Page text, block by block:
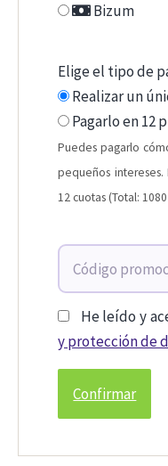
Bizum
Elige el tipo de
Realizar un
Pagarlo en 12
Puedes pagarlo
pequeños
12 cuotas (Total:
He leído y
y protección de